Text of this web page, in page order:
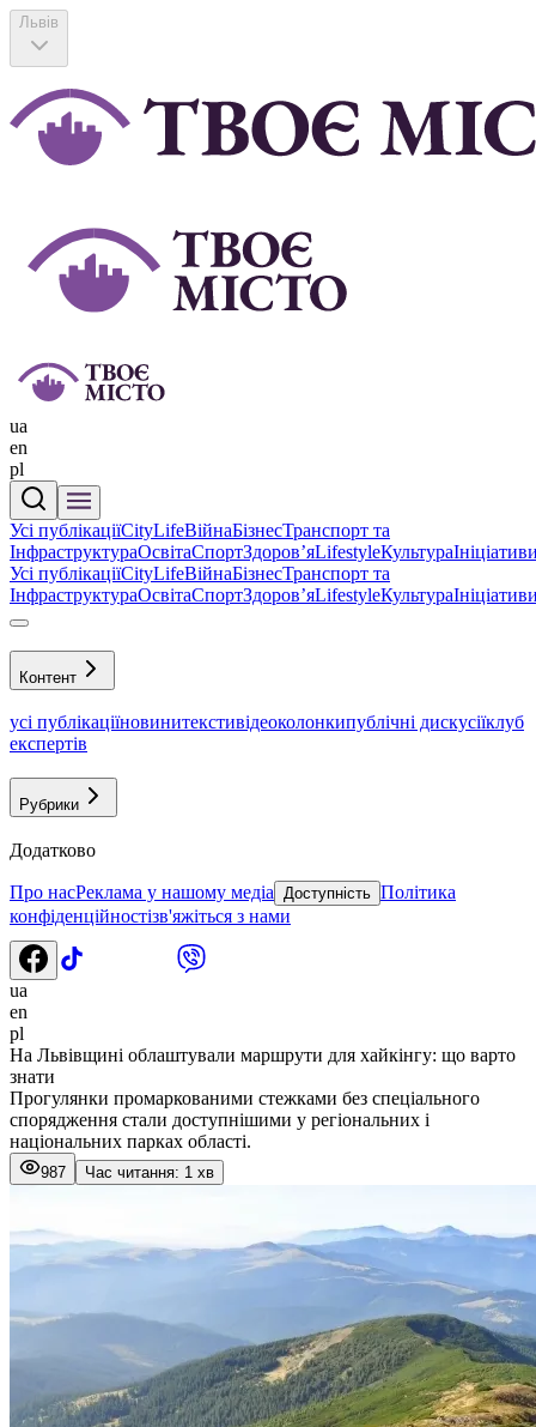
Львів
ua
en
pl
Усі публікаціїCityLifeВійнаБізнесТранспорт та
ІнфраструктураОсвітаСпортЗдоровʼяLifestyleКультура
Усі публікаціїCityLifeВійнаБізнесТранспорт та
ІнфраструктураОсвітаСпортЗдоровʼяLifestyleКультура
Контент
усі публікаціїновинитекстивідеоколонкипублічні дискусіїклуб
експертів
Рубрики
Додатково
Про насРеклама у нашому медіа Доступність Політика
конфіденційностізв'яжіться з нами
ua
en
pl
На Львівщині облаштували маршрути для хайкінгу: що варто
знати
Прогулянки промаркованими стежками без спеціального
спорядження стали доступнішими у регіональних і
національних парках області.
987 Час читання: 1 хв